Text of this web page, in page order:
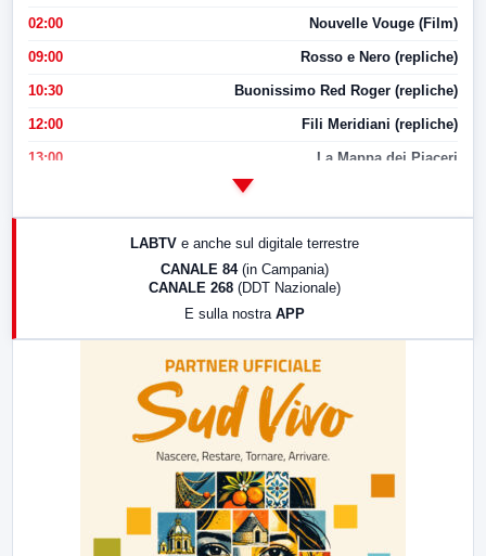
02:00 Nouvelle Vouge (Film)
09:00 Rosso e Nero (repliche)
10:30 Buonissimo Red Roger (repliche)
12:00 Fili Meridiani (repliche)
13:00 La Mappa dei Piaceri
LABTV e anche sul digitale terrestre
CANALE 84 (in Campania)
CANALE 268 (DDT Nazionale)
E sulla nostra APP